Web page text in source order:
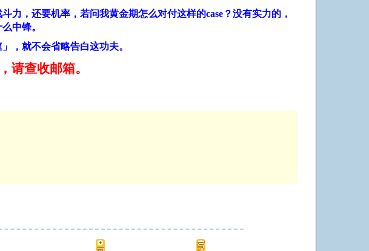
力，还要机率，若问我黄金期怎么对付这样的case ？没有实力的，
中锋。
，就不会省略告白这功夫。
请查收邮箱。